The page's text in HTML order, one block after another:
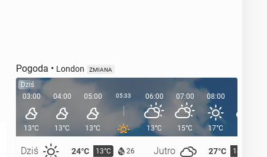
Pogoda • London ZMIANA
Dziś
03:00
13°C
Dziś 24°C 13°C 26 Jutro 27°C 14°C
04:00
13°C
05:00
13°C
05:33 06:00
13°C
07:00
15°C
08:00
17°C